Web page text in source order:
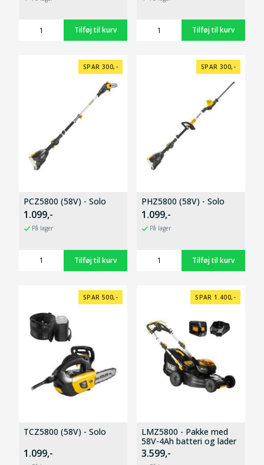
SPAR 300,-
PCZ5800 (58V) - Solo
1.099,-
På lager
SPAR 300,-
PHZ5800 (58V) - Solo
1.099,-
På lager
SPAR 500,-
TCZ5800 (58V) - Solo
1.099,-
SPAR 1.400,-
LMZ5800 - Pakke med
58V-4Ah batteri og lader
3.599,-